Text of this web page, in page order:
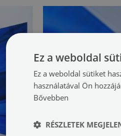
Ez a weboldal
Ez a weboldal sütiket
használatával Ön
Bővebben
RÉSZLETEK